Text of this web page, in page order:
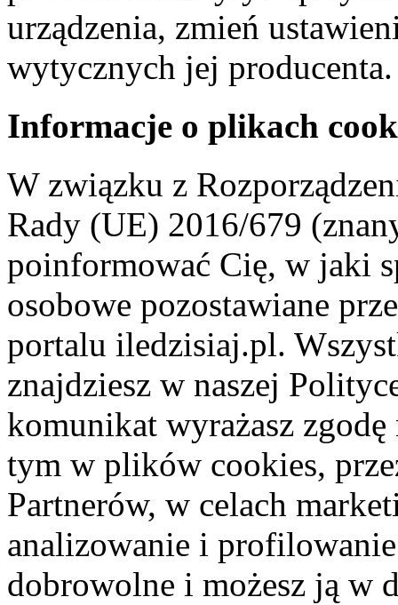
urządzenia, zmień
wytycznych jej producenta.
Informacje o plikach
W związku z
Rady (UE) 2016/679
poinformować Cię, w jaki
osobowe pozostawiane
portalu iledzisiaj.pl.
znajdziesz w naszej
komunikat wyrażasz
tym w plików cookies,
Partnerów, w celach
analizowanie i
dobrowolne i możesz ją w